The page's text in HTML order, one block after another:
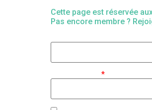
Cette page est réservée
Pas encore membre ?
*